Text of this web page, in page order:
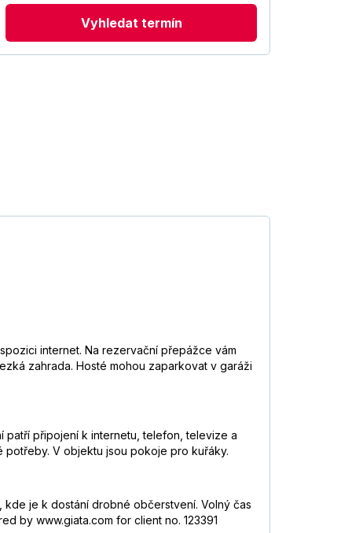
Vyhledat termín
internet. Na rezervační přepážce vám
zahrada. Hosté mohou zaparkovat v garáži
patří připojení k internetu, telefon, televize a
potřeby. V objektu jsou pokoje pro kuřáky.
je k dostání drobné občerstvení. Volný čas
by www.giata.com for client no. 123391